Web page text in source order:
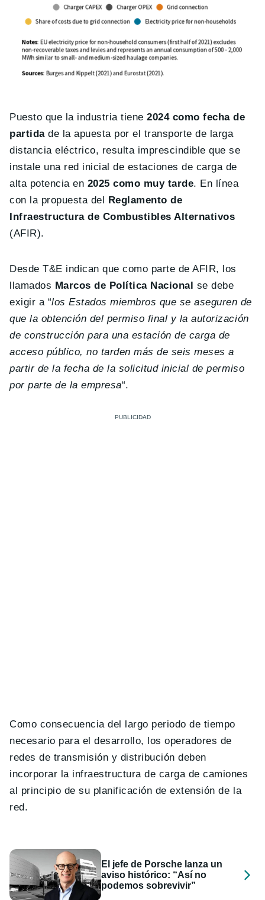
Puesto que la industria tiene2024 como fecha de
partidade la apuesta por el transporte de larga
distancia eléctrico, resulta imprescindible que se
instale una red inicial de estaciones de carga de
alta potencia en 2025 como muy tarde. En línea
con la propuesta del Reglamento de
Infraestructura de Combustibles Alternativos
(AFIR).
Desde T&E indican que como parte de AFIR, los
llamados Marcos de Política Nacional se debe
exigir a “los Estados miembros que se aseguren de
que la obtención del permiso final y la autorización
de construcción para una estación de carga de
acceso público, no tarden más de seis meses a
partir de la fecha de la solicitud inicial de permiso
por parte de la empresa“.
Como consecuencia del largo periodo de tiempo
necesario para el desarrollo, los operadores de
redes de transmisión y distribución deben
incorporar la infraestructura de carga de camiones
al principio de su planificación de extensión de la
red.
El jefe de Porsche lanza un
aviso histórico: “Así no
podemos sobrevivir”